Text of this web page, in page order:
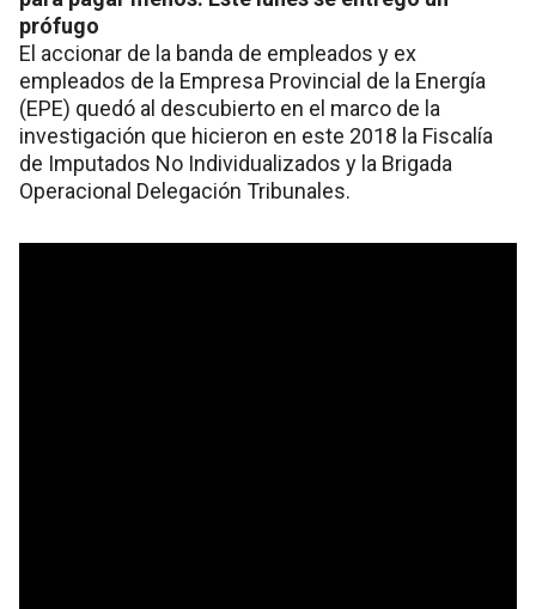
prófugo
El accionar de la banda de empleados y ex
empleados de la Empresa Provincial de la Energía
(EPE) quedó al descubierto en el marco de la
investigación que hicieron en este 2018 la Fiscalía
de Imputados No Individualizados y la Brigada
Operacional Delegación Tribunales.